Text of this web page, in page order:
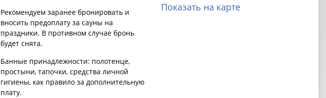
Рекомендуем заранее бронировать и
вносить предоплату за cауны на
праздники. В противном случае бронь
будет снята.
Банные принадлежности: полотенце,
простыни, тапочки, средства личной
гигиены, как правило за дополнительную
плату.
Показать на карте